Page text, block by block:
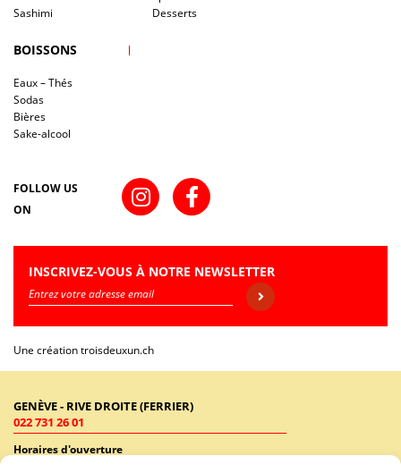
Sashimi
Desserts
BOISSONS
Eaux – Thés
Sodas
Bières
Sake-alcool
FOLLOW US
ON
INSCRIVEZ-VOUS À NOTRE NEWSLETTER
Une créationtroisdeuxun.ch
GENÈVE - RIVE DROITE (FERRIER)
022 731 26 01
Horaires d'ouverture